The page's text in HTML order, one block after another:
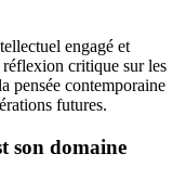
engagé et
critique sur les
pensée contemporaine
futures.
son domaine